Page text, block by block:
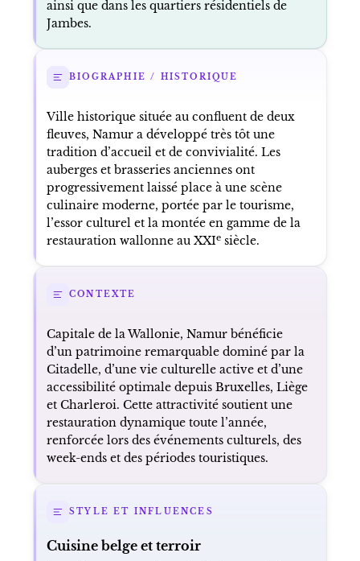
ainsi que dans les quartiers résidentiels de
Jambes.
BIOGRAPHIE / HISTORIQUE
Ville historique située au confluent de deux
fleuves, Namur a développé très tôt une
tradition d’accueil et de convivialité. Les
auberges et brasseries anciennes ont
progressivement laissé place à une scène
culinaire moderne, portée par le tourisme,
l’essor culturel et la montée en gamme de la
restauration wallonne au XXIesiècle.
CONTEXTE
Capitale de la Wallonie, Namur bénéficie
d’un patrimoine remarquable dominé par la
Citadelle, d’une vie culturelle active et d’une
accessibilité optimale depuis Bruxelles, Liège
et Charleroi. Cette attractivité soutient une
restauration dynamique toute l’année,
renforcée lors des événements culturels, des
week-ends et des périodes touristiques.
STYLE ET INFLUENCES
Cuisine belge et terroir